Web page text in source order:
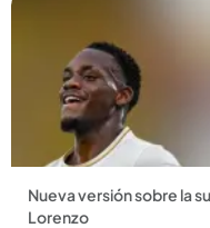
Nueva versión sobre la
Lorenzo